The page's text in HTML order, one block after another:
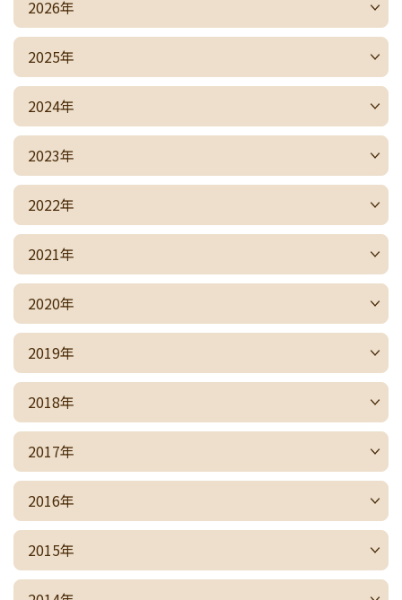
2026年
2025年
2024年
2023年
2022年
2021年
2020年
2019年
2018年
2017年
2016年
2015年